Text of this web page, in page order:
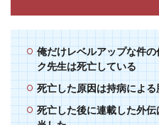
俺だけレベルアップな件
ク先生は死亡している
死亡した原因は持病による
死亡した後に連載した外